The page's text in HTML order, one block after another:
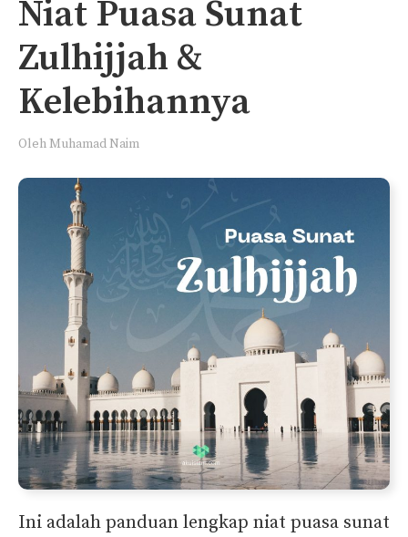
Niat Puasa Sunat
Zulhijjah &
Kelebihannya
OlehMuhamad Naim
Ini adalah panduan lengkap niat puasa sunat